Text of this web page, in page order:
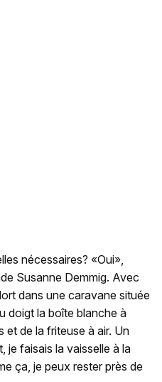
nécessaires? «Oui»,
Susanne Demmig. Avec
dans une caravane située
doigt la boîte blanche à
et de la friteuse à air. Un
je faisais la vaisselle à la
ça, je peux rester près de